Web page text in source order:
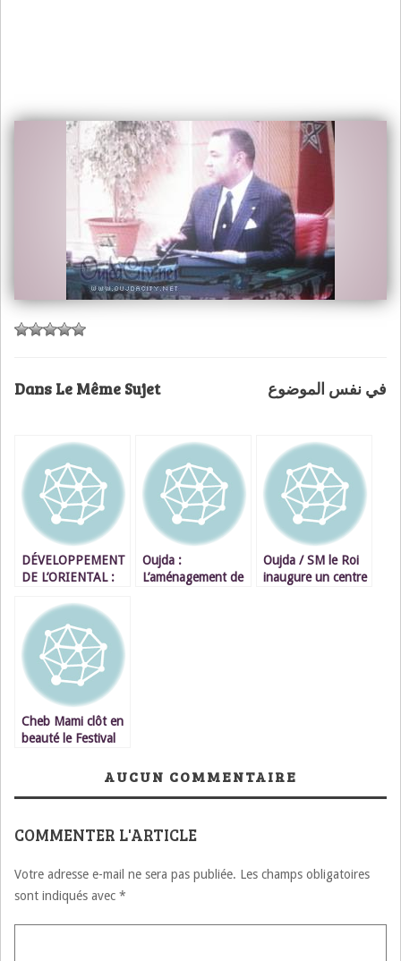
Dans Le Même Sujet في نفس الموضوع
DÉVELOPPEMENT
DE L’ORIENTAL :
multiples activités
de S.M. le Roi à
Oujda
Oujda :
L’aménagement de
Oujda / SM le Roi
inaugure un centre
Cheb Mami clôt en
beauté le Festival
AUCUN COMMENTAIRE
COMMENTER L'ARTICLE
Votre adresse e-mail ne sera pas publiée. Les champs obligatoires
sont indiqués avec *